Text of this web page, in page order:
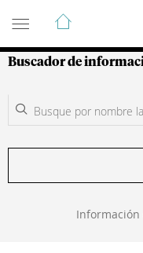
Guía de
Buscador de